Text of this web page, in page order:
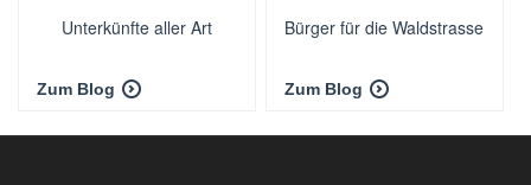
Unterkünfte aller Art
Zum Blog
Bürger für die Waldstrasse
Zum Blog